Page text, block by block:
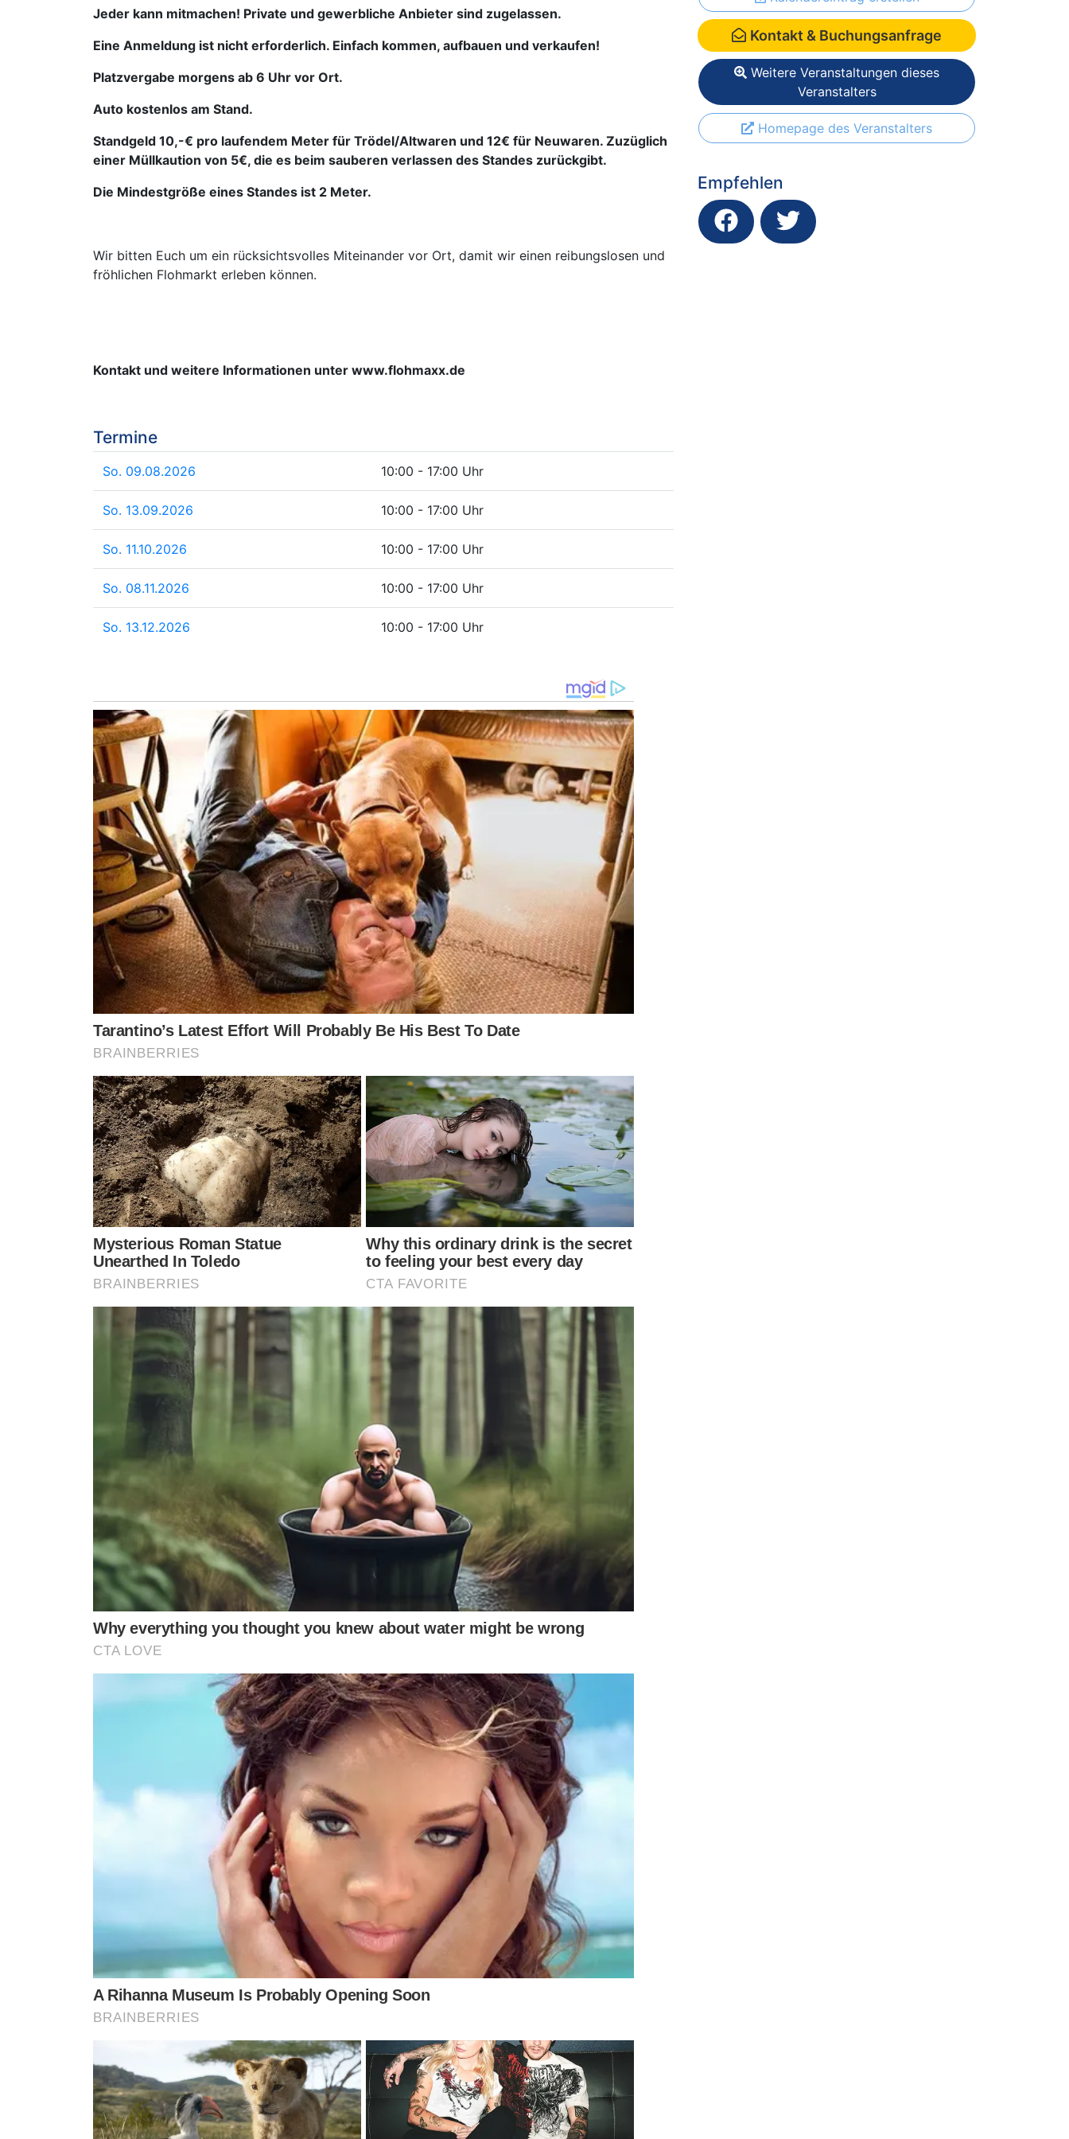
Jeder kann mitmachen! Private und gewerbliche Anbieter sind zugelassen.
Eine Anmeldung ist nicht erforderlich. Einfach kommen, aufbauen und verkaufen!
Platzvergabe morgens ab 6 Uhr vor Ort.
Auto kostenlos am Stand.
Standgeld 10,-€ pro laufendem Meter für Trödel/Altwaren und 12€ für Neuwaren. Zuzüglich
einer Müllkaution von 5€, die es beim sauberen verlassen des Standes zurückgibt.
Die Mindestgröße eines Standes ist 2 Meter.
Wir bitten Euch um ein rücksichtsvolles Miteinander vor Ort, damit wir einen reibungslosen und
fröhlichen Flohmarkt erleben können.
Kontakt und weitere Informationen unter www.flohmaxx.de
Termine
So. 09.08.2026 10:00 - 17:00 Uhr
So. 13.09.2026 10:00 - 17:00 Uhr
So. 11.10.2026 10:00 - 17:00 Uhr
So. 08.11.2026 10:00 - 17:00 Uhr
So. 13.12.2026 10:00 - 17:00 Uhr
Kontakt & Buchungsanfrage
Weitere Veranstaltungen dieses
Veranstalters
Homepage des Veranstalters
Empfehlen